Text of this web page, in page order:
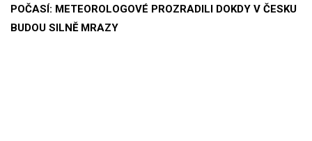
POČASÍ: METEOROLOGOVÉ PROZRADILI DOKDY V ČESKU
BUDOU SILNĚ MRAZY